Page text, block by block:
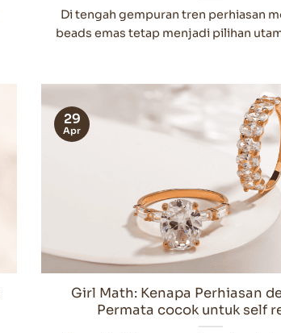
Di tengah gempuran tren perhiasan
beads emas tetap menjadi pilihan
Girl Math: Kenapa Perhiasan
Permata cocok untuk self
29
Apr